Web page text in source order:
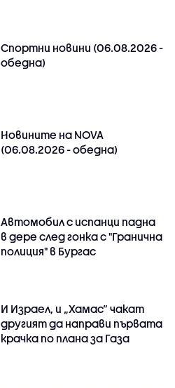
Спортни новини (06.08.2026 -
обедна)
Новините на NOVA
(06.08.2026 - обедна)
Автомобил с испанци падна
в дере след гонка с "Гранична
полиция" в Бургас
И Израел, и „Хамас“ чакат
другият да направи първата
крачка по плана за Газа